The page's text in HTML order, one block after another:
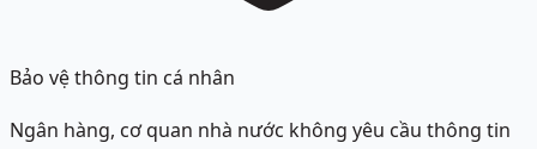
Bảo vệ thông tin cá nhân
Ngân hàng, cơ quan nhà nước không yêu cầu thông tin